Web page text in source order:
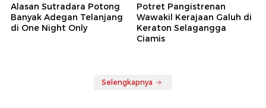
Alasan Sutradara Potong
Banyak Adegan Telanjang
di One Night Only
Potret Pangistrenan
Wawakil Kerajaan Galuh di
Keraton Selagangga
Ciamis
Selengkapnya